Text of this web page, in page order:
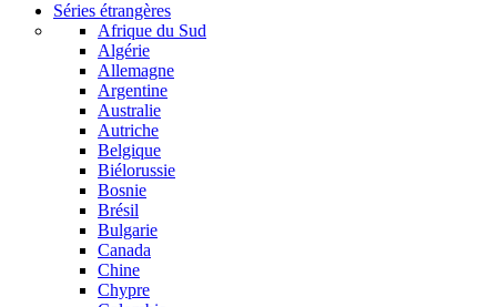
Séries étrangères
Afrique du Sud
Algérie
Allemagne
Argentine
Australie
Autriche
Belgique
Biélorussie
Bosnie
Brésil
Bulgarie
Canada
Chine
Chypre